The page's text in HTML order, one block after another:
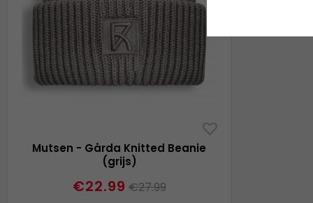
Mutsen - Gårda Knitted Beanie
(grijs)
€22.99 €27.99